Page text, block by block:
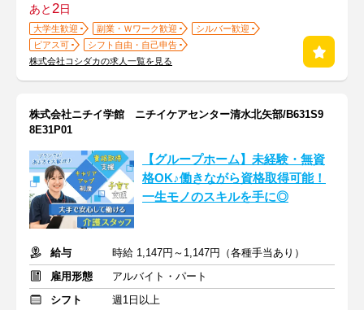
あと2日
大学生歓迎 副業・Ｗワーク歓迎
シルバー歓迎
ピアス可
シフト自由・自己申告
株式会社コシダカの求人一覧を見る
株式会社ニチイ学館 ニチイケアセンター清水北矢部/B631S9
8E31P01
【グループホーム】未経験・無資
格OK♪働きながら資格取得可能！
一生モノのスキルを手に◎
給与
時給 1,147円～1,147円（各種手当あり）
雇用形態
アルバイト・パート
シフト
週1日以上